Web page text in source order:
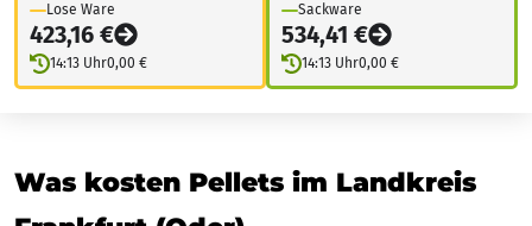
Lose Ware
423,16 €
14:13 Uhr0,00 €
Sackware
534,41 €
14:13 Uhr0,00 €
Was kosten Pellets im Landkreis